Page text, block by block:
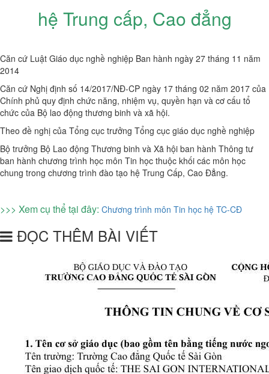
hệ Trung cấp, Cao đẳng
Căn cứ Luật Giáo dục nghề nghiệp Ban hành ngày 27 tháng 11 năm
2014
Căn cứ Nghị định số 14/2017/NĐ-CP ngày 17 tháng 02 năm 2017 của
Chính phủ quy định chức năng, nhiệm vụ, quyền hạn và cơ cấu tổ
chức của Bộ lao động thương binh và xã hội.
Theo đề nghị của Tổng cục trưởng Tổng cục giáo dục nghề nghiệp
Bộ trưởng Bộ Lao động Thương binh và Xã hội ban hành Thông tư
ban hành chương trình học môn Tin học thuộc khối các môn học
chung trong chương trình đào tạo hệ Trung Cấp, Cao Đẳng.
>>> Xem cụ thể tại đây: Chương trình môn Tin học hệ TC-CĐ
ĐỌC THÊM BÀI VIẾT